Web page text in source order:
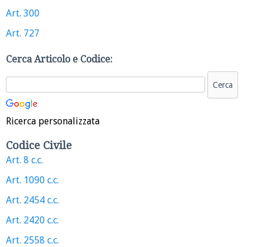
Art. 300
Art. 727
Cerca Articolo e Codice:
Ricerca personalizzata
Codice Civile
Art. 8 c.c.
Art. 1090 c.c.
Art. 2454 c.c.
Art. 2420 c.c.
Art. 2558 c.c.